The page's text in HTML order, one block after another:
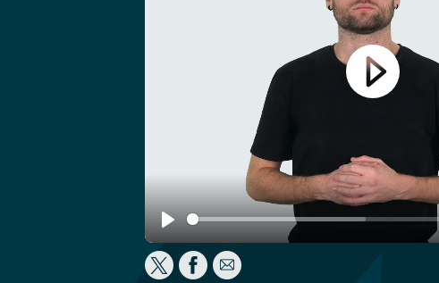
Play
Play